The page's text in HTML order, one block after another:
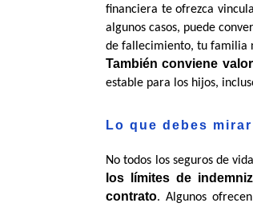
financiera te ofrezca
algunos casos, puede
de fallecimiento, tu familia
También conviene
estable para los hijos,
Lo que debes mirar
No todos los seguros de
los límites de
contrato. Algunos